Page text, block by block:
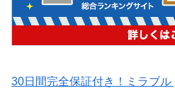
30日間完全保証付き！ミラブル